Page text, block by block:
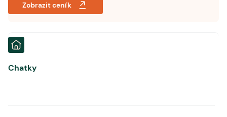
Zobrazit ceník
Chatky